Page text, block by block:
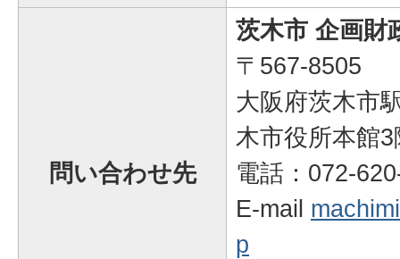
問い合わせ先
茨木市 企画
〒567-8505
大阪府茨木市
木市役所本館3
電話：072-
E-mail
p